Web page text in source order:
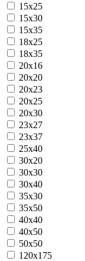
15x25
15x30
15x35
18x25
18x35
20x16
20x20
20x23
20x25
20x30
23x27
23x37
25x40
30x20
30x30
30x40
35x30
35x50
40x40
40x50
50x50
120х175